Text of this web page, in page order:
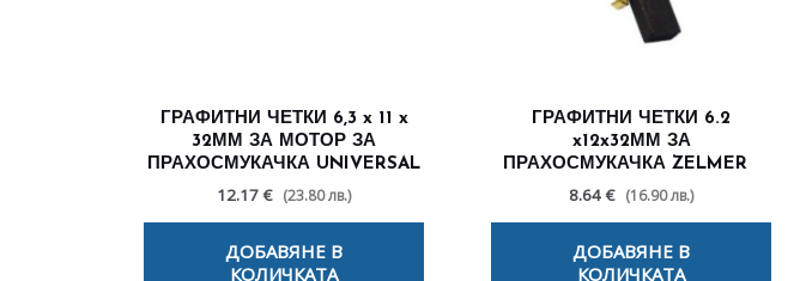
ГРАФИТНИ ЧЕТКИ 6,3 x 11 x
32ММ ЗА МОТОР ЗА
ПРАХОСМУКАЧКА UNIVERSAL
12.17 € (23.80 лв.)
ДОБАВЯНЕ В
КОЛИЧКАТА
ГРАФИТНИ ЧЕТКИ 6.2
x12x32ММ ЗА
ПРАХОСМУКАЧКА ZELMER
8.64 € (16.90 лв.)
ДОБАВЯНЕ В
КОЛИЧКАТА